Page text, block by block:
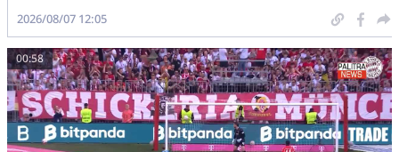
2026/08/07 12:05
00:58